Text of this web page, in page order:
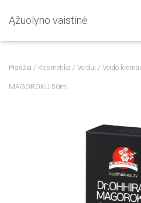
Ąžuolyno vaistinė
Pradžia / Kosmetika / Veidui / Veido kremai
MAGOROKU 50ml